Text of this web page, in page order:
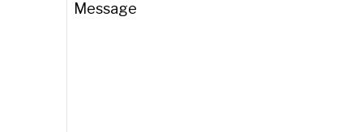
Message